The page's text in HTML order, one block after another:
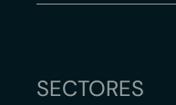
SECTORES